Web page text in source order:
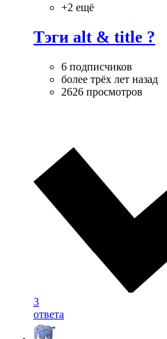
+2 ещё
Тэги alt & title ?
6 подписчиков
более трёх лет назад
2626 просмотров
3
ответа